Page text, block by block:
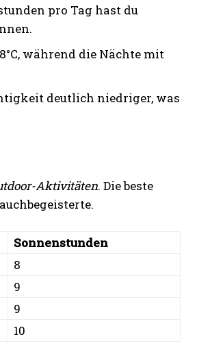
pro Tag hast du
während die Nächte mit
deutlich niedriger, was
Aktivitäten. Die beste
Sonnenstunden
8
9
9
10